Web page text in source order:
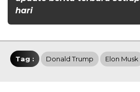
hari
Tag : Donald Trump Elon Musk